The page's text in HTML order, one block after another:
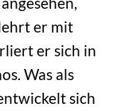
er mit
er sich in
Was als
sich